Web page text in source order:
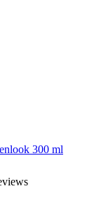
300 ml